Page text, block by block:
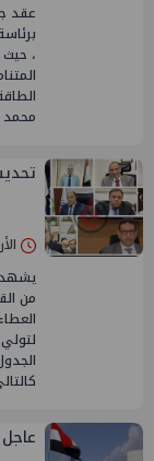
عقد
،
محمد
الأربعاء
يشهد
من